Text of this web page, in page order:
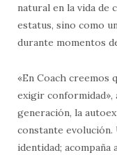
natural en la vida de
estatus, sino como
durante momentos
«En Coach creemos
exigir conformidad»,
generación, la
constante evolución.
identidad; acompaña